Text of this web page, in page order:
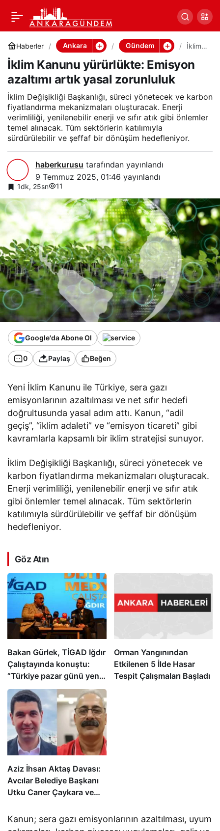
Haberler Ankara Gündem
İklim
u
yürürl
on
mı
artık
zorunl
İklim Kanunu yürürlükte: Emisyon
azaltımı artık yasal zorunluluk
İklim Değişikliği Başkanlığı, süreci yönetecek ve karbon
fiyatlandırma mekanizmaları oluşturacak. Enerji
verimliliği, yenilenebilir enerji ve sıfır atık gibi önlemler
temel alınacak. Tüm sektörlerin katılımıyla
sürdürülebilir ve şeffaf bir dönüşüm hedefleniyor.
haberkurusu tarafından yayınlandı
9 Temmuz 2025, 01:46 yayınlandı
1dk, 25sn 11
Google'da Abone Ol
0 Paylaş Beğen
Yeni İklim Kanunu ile Türkiye, sera gazı
emisyonlarının azaltılması ve net sıfır hedefi
doğrultusunda yasal adım attı. Kanun, “adil
geçiş”, “iklim adaleti” ve “emisyon ticareti” gibi
kavramlarla kapsamlı bir iklim stratejisi sunuyor.
İklim Değişikliği Başkanlığı, süreci yönetecek ve
karbon fiyatlandırma mekanizmaları oluşturacak.
Enerji verimliliği, yenilenebilir enerji ve sıfır atık
gibi önlemler temel alınacak. Tüm sektörlerin
katılımıyla sürdürülebilir ve şeffaf bir dönüşüm
hedefleniyor.
Göz Atın
Bakan Gürlek, TİGAD Iğdır
Çalıştayında konuştu:
“Türkiye pazar günü yeni
bir aydınlığa uyanacak”
Orman Yangınından
Etkilenen 5 İlde Hasar
Tespit Çalışmaları Başladı
Aziz İhsan Aktaş Davası:
Avcılar Belediye Başkanı
Utku Caner Çaykara ve
Edildi
Kanun; sera gazı emisyonlarının azaltılması, uyum
İklim Kanunu yürürlükte:
Emisyon azaltımı artık
yasal zorunluluk
0 Paylaş